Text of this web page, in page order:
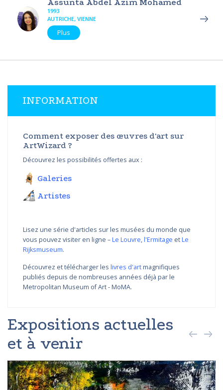
Assunta Abdel Azim Mohamed
1993
AUTRICHE, VIENNE
Plus
INFORMATION
Comment exposer des œuvres d'art sur
ArtWizard ?
Découvrez les possibilités offertes aux :
Galeries
Artistes
Lisez une série d'articles sur les musées du monde que
vous pouvez visiter en ligne –Le Louvre,l'Ermitage etLe
Rijksmuseum.
Découvrez et télécharger les livres d'artmagnifiques
publiés depuis de nombreuses années déjà par le
Metropolitan Museum of Art - MoMA.
Expositions actuelles
et à venir